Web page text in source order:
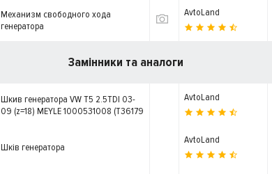
Механизм свободного хода
генератора
AvtoLand
Замінники та аналоги
Шкив генератора VW T5 2.5TDI 03-
09 (z=18) MEYLE 1000531008 (T36179
знижка!)
AvtoLand
Шків генератора
AvtoLand